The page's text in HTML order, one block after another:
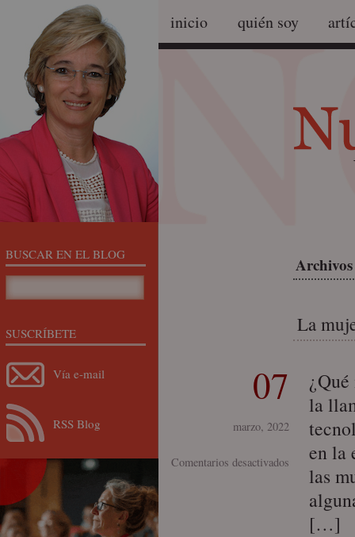
inicio quién soy
Archivos
La
07
marzo, 2022
Comentarios desactivados
mujer
la
en la
las
[…]
BUSCAR EN EL BLOG
SUSCRÍBETE
Vía e-mail
RSS Blog